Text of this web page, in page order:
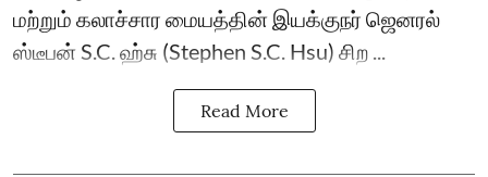
மற்றும் கலாச்சார மையத்தின் இயக்குநர் ஜெனரல்
ஸ்டீபன் S.C. ஹ்சு (Stephen S.C. Hsu) சிற ...
Read More